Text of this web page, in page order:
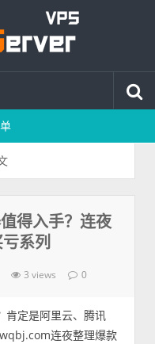
得入手？连夜
系列
3 views 0
肯定是阿里云、腾讯
连夜整理爆款